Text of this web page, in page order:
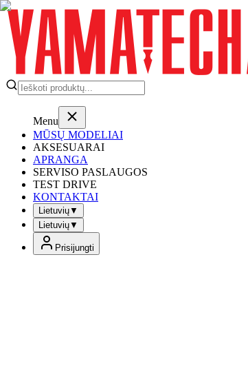
Menu
MŪSŲ MODELIAI
AKSESUARAI
APRANGA
SERVISO PASLAUGOS
TEST DRIVE
KONTAKTAI
Lietuvių▼
Lietuvių▼
Prisijungti